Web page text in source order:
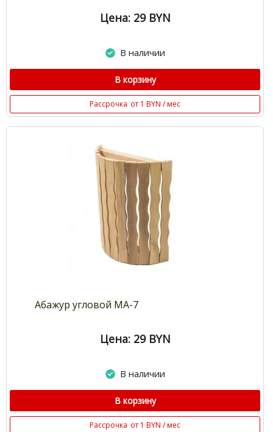
Цена: 29 BYN
В наличии
В корзину
Рассрочка от 1 BYN / мес
Абажур угловой МА-7
Цена: 29 BYN
В наличии
В корзину
Рассрочка от 1 BYN / мес